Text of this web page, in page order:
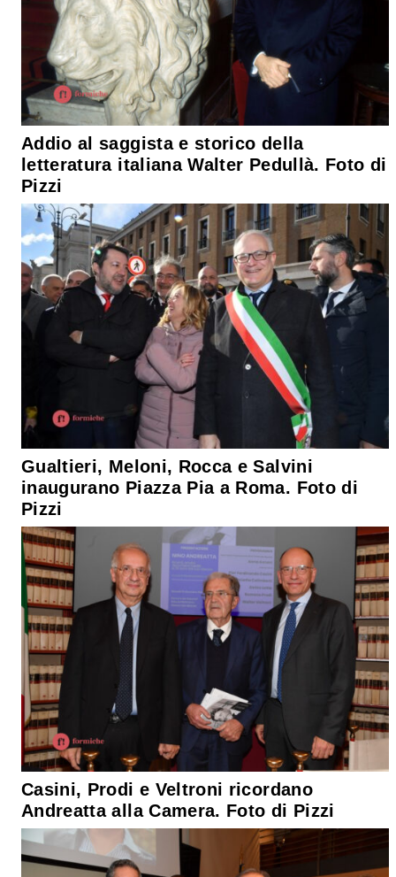
Addio al saggista e storico della
letteratura italiana Walter Pedullà. Foto di
Pizzi
Gualtieri, Meloni, Rocca e Salvini
inaugurano Piazza Pia a Roma. Foto di
Pizzi
Casini, Prodi e Veltroni ricordano
Andreatta alla Camera. Foto di Pizzi